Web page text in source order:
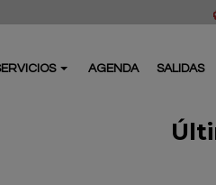
AGENDA SALIDAS